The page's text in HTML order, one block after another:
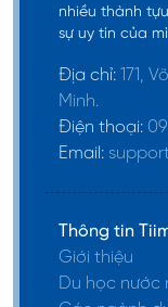
Kỹ thuật và
Khoa học Vật
nhiều thành
sự uy tín của
Địa chỉ: 171,
Minh.
Điện thoại:
Email:
Thông tin
Giới thiệu
Du học nước